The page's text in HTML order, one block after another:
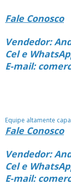
Fale Conosco
Vendedor:
Cel e
E-mail:
Equipe altamente
Fale Conosco
Vendedor:
Cel e
E-mail: